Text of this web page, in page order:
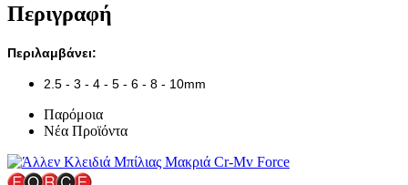
Περιγραφή
Περιλαμβάνει:
2.5 - 3 - 4 - 5 - 6 - 8 - 10mm
Παρόμοια
Νέα Προϊόντα